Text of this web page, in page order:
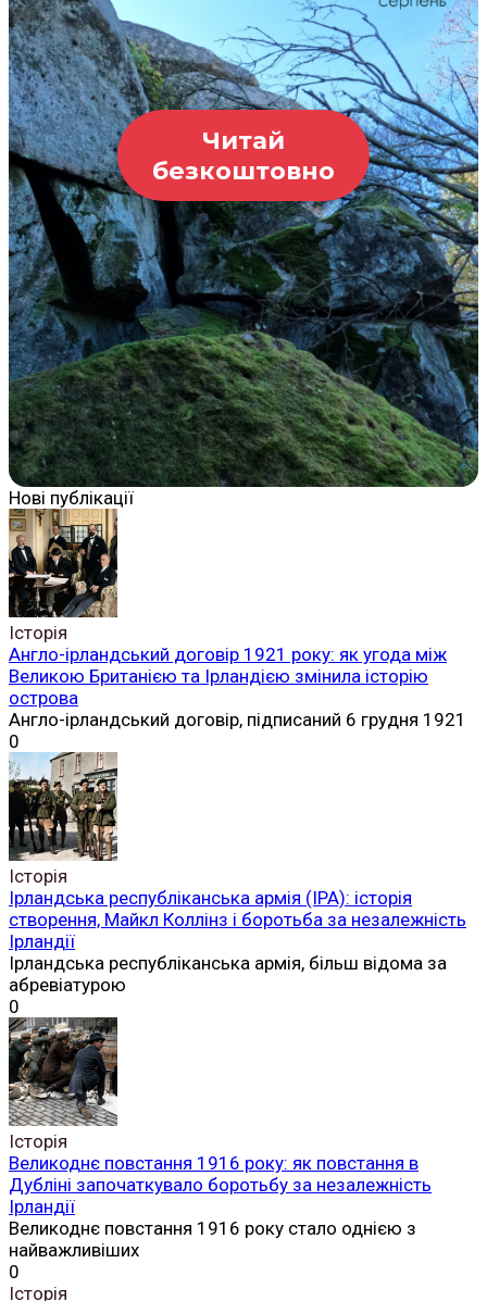
Читай
безкоштовно
Нові публікації
Історія
Англо-ірландський договір 1921 року: як угода між
Великою Британією та Ірландією змінила історію
острова
Англо-ірландський договір, підписаний 6 грудня 1921
0
Історія
Ірландська республіканська армія (ІРА): історія
створення, Майкл Коллінз і боротьба за незалежність
Ірландії
Ірландська республіканська армія, більш відома за
абревіатурою
0
Історія
Великоднє повстання 1916 року: як повстання в
Дубліні започаткувало боротьбу за незалежність
Ірландії
Великоднє повстання 1916 року стало однією з
найважливіших
0
Історія